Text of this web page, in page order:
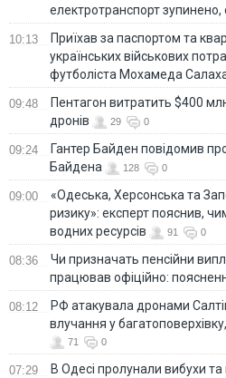
електротранспорт зупинено,
10:13
Приїхав за паспортом та
українських військових
футболіста Мохамеда
09:48
Пентагон витратить $400
дронів
29 0
09:24
Гантер Байден повідомив
Байдена
128 0
09:00
«Одеська, Херсонська та
ризику»: експерт пояснив,
водних ресурсів
91 0
08:36
Чи призначать пенсійни
працював офіційно:
08:12
РФ атакувала дронами
влучання у
71 0
07:29
В Одесі пролунали вибухи та